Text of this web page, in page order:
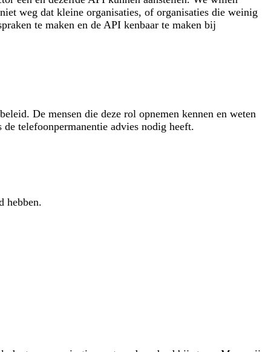
weg dat kleine organisaties, of organisaties die weinig
te maken en de API kenbaar te maken bij
De mensen die deze rol opnemen kennen en weten
telefoonpermanentie advies nodig heeft.
hebben.